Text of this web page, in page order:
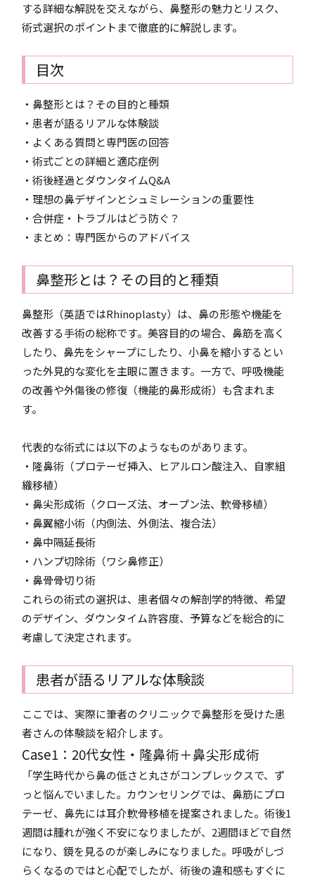
する詳細な解説を交えながら、鼻整形の魅力とリスク、
術式選択のポイントまで徹底的に解説します。
目次
・鼻整形とは？その目的と種類
・患者が語るリアルな体験談
・よくある質問と専門医の回答
・術式ごとの詳細と適応症例
・術後経過とダウンタイムQ&A
・理想の鼻デザインとシュミレーションの重要性
・合併症・トラブルはどう防ぐ？
・まとめ：専門医からのアドバイス
鼻整形とは？その目的と種類
鼻整形（英語ではRhinoplasty）は、鼻の形態や機能を
改善する手術の総称です。美容目的の場合、鼻筋を高く
したり、鼻先をシャープにしたり、小鼻を縮小するとい
った外見的な変化を主眼に置きます。一方で、呼吸機能
の改善や外傷後の修復（機能的鼻形成術）も含まれま
す。
代表的な術式には以下のようなものがあります。
・隆鼻術（プロテーゼ挿入、ヒアルロン酸注入、自家組
織移植）
・鼻尖形成術（クローズ法、オープン法、軟骨移植）
・鼻翼縮小術（内側法、外側法、複合法）
・鼻中隔延長術
・ハンプ切除術（ワシ鼻修正）
・鼻骨骨切り術
これらの術式の選択は、患者個々の解剖学的特徴、希望
のデザイン、ダウンタイム許容度、予算などを総合的に
考慮して決定されます。
患者が語るリアルな体験談
ここでは、実際に筆者のクリニックで鼻整形を受けた患
者さんの体験談を紹介します。
Case1：20代女性・隆鼻術＋鼻尖形成術
「学生時代から鼻の低さと丸さがコンプレックスで、ず
っと悩んでいました。カウンセリングでは、鼻筋にプロ
テーゼ、鼻先には耳介軟骨移植を提案されました。術後1
週間は腫れが強く不安になりましたが、2週間ほどで自然
になり、鏡を見るのが楽しみになりました。呼吸がしづ
らくなるのではと心配でしたが、術後の違和感もすぐに